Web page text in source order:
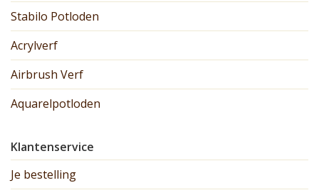
Stabilo Potloden
Acrylverf
Airbrush Verf
Aquarelpotloden
Klantenservice
Je bestelling